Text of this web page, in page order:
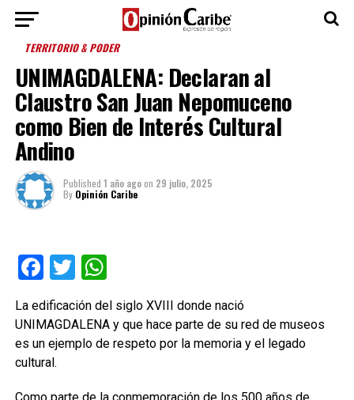
TERRITORIO & PODER
UNIMAGDALENA: Declaran al
Claustro San Juan Nepomuceno
como Bien de Interés Cultural
Andino
Published 1 año agoon 29 julio, 2025
By Opinión Caribe
Facebook
TwitterWhatsApp
La edificación del siglo XVIII donde nació
UNIMAGDALENA y que hace parte de su red de museos
es un ejemplo de respeto por la memoria y el legado
cultural.